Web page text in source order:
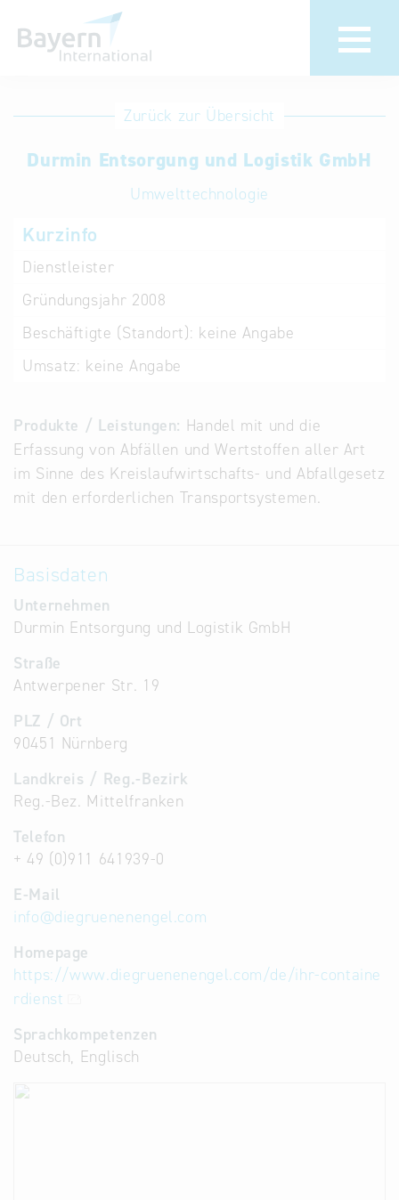
Anmeldung
Unternehmen
anmelden
Eintrag
löschen
Aktualisieren
Sie Ihren
Datenbank
Alternative
Datenbanken
aus
Österreich
Zurück zur Übersicht
Durmin Entsorgung und Logistik GmbH
Umwelttechnologie
Kurzinfo
Dienstleister
Gründungsjahr 2008
Beschäftigte (Standort): keine Angabe
Umsatz: keine Angabe
Produkte / Leistungen: Handel mit und die
Erfassung von Abfällen und Wertstoffen aller Art
im Sinne des Kreislaufwirtschafts- und Abfallgesetz
mit den erforderlichen Transportsystemen.
Basisdaten
Unternehmen
Durmin Entsorgung und Logistik GmbH
Straße
Antwerpener Str. 19
PLZ / Ort
90451 Nürnberg
Landkreis / Reg.-Bezirk
Reg.-Bez. Mittelfranken
Telefon
+ 49 (0)911 641939-0
E-Mail
info@diegruenenengel.com
Homepage
https://www.diegruenenengel.com/de/ihr-containe
rdienst
Sprachkompetenzen
Deutsch, Englisch